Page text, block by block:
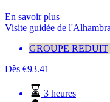
En savoir plus
Visite guidée de
GROUPE REDUIT
Dès €93.41
3 heures